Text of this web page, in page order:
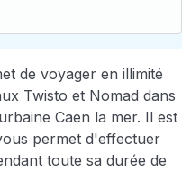
de voyager en illimité
Twisto et Nomad dans
Caen la mer. Il est
permet d'effectuer
toute sa durée de